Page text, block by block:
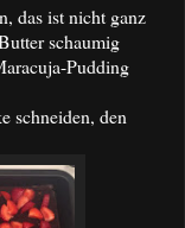
das ist nicht ganz
schaumig
-Pudding
schneiden, den